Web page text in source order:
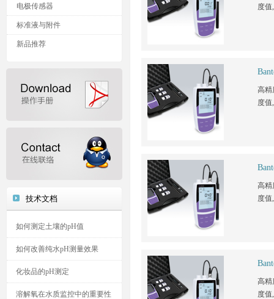
电极传感器
标准液与附件
新品推荐
技术文档
如何测定土壤的pH值
如何改善纯水pH测量效果
化妆品的pH测定
溶解氧在水质监控中的重要性
度值
高精
度值
高精
度值
高精
度值